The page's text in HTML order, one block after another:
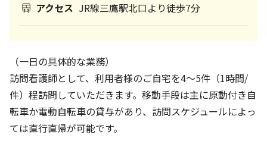
アクセス JR線三鷹駅北口より徒歩7分
（一日の具体的な業務）
訪問看護師として、利用者様のご自宅を4～5件（1時間/
件）程訪問していただきます。移動手段は主に原動付き自
転車か電動自転車の貸与があり、訪問スケジュールによっ
ては直行直帰が可能です。